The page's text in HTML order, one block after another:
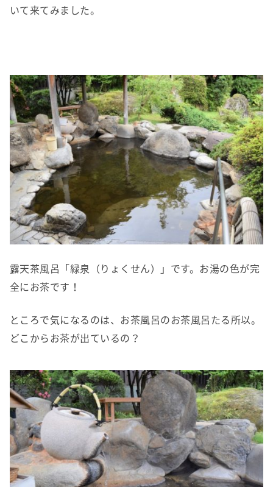
いて来てみました。
露天茶風呂「緑泉（りょくせん）」です。お湯の色が完
全にお茶です！
ところで気になるのは、お茶風呂のお茶風呂たる所以。
どこからお茶が出ているの？